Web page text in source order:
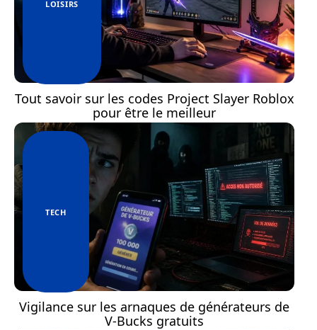
LOISIRS
Tout savoir sur les codes Project Slayer Roblox
pour être le meilleur
TECH
Vigilance sur les arnaques de générateurs de
V-Bucks gratuits